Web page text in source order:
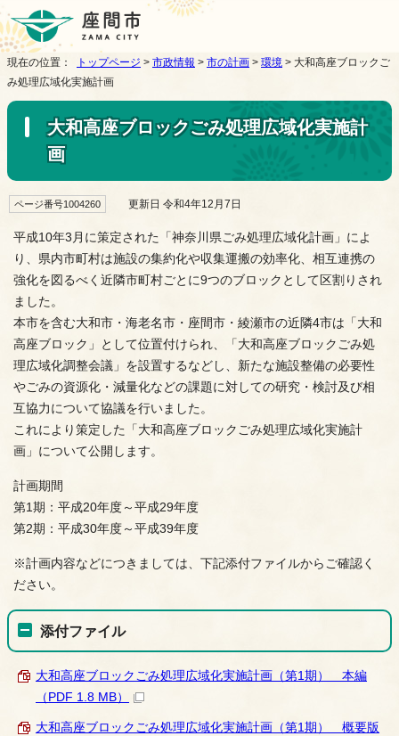
現在の位置： トップページ > 市政情報 > 市の計画 > 環境 > 大和高座ブロックご
み処理広域化実施計画
大和高座ブロックごみ処理広域化実施計
画
ページ番号1004260 更新日 令和4年12月7日
平成10年3月に策定された「神奈川県ごみ処理広域化計画」によ
り、県内市町村は施設の集約化や収集運搬の効率化、相互連携の
強化を図るべく近隣市町村ごとに9つのブロックとして区割りされ
ました。
本市を含む大和市・海老名市・座間市・綾瀬市の近隣4市は「大和
高座ブロック」として位置付けられ、「大和高座ブロックごみ処
理広域化調整会議」を設置するなどし、新たな施設整備の必要性
やごみの資源化・減量化などの課題に対しての研究・検討及び相
互協力について協議を行いました。
これにより策定した「大和高座ブロックごみ処理広域化実施計
画」について公開します。
計画期間
第1期：平成20年度～平成29年度
第2期：平成30年度～平成39年度
※計画内容などにつきましては、下記添付ファイルからご確認く
ださい。
添付ファイル
大和高座ブロックごみ処理広域化実施計画（第1期） 本編
（PDF 1.8 MB）
大和高座ブロックごみ処理広域化実施計画（第1期） 概要版